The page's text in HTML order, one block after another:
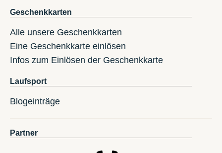
Geschenkkarten
Alle unsere Geschenkkarten
Eine Geschenkkarte einlösen
Infos zum Einlösen der Geschenkkarte
Laufsport
Blogeinträge
Partner